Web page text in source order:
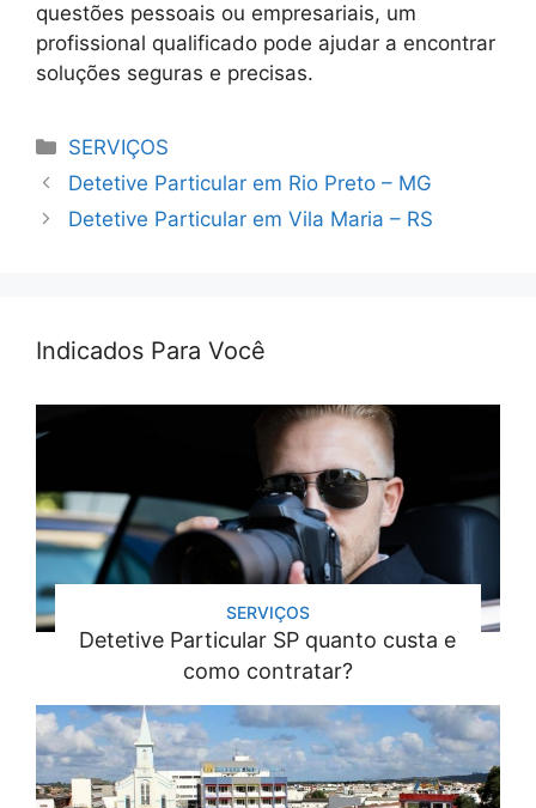
questões pessoais ou empresariais, um
profissional qualificado pode ajudar a encontrar
soluções seguras e precisas.
Categorias
SERVIÇOS
Detetive Particular em Rio Preto – MG
Detetive Particular em Vila Maria – RS
Indicados Para Você
SERVIÇOS
Detetive Particular SP quanto custa e
como contratar?